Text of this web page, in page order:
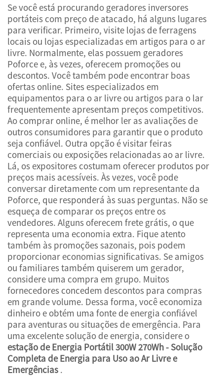
Se você está procurando geradores inversores
portáteis com preço de atacado, há alguns lugares
para verificar. Primeiro, visite lojas de ferragens
locais ou lojas especializadas em artigos para o ar
livre. Normalmente, elas possuem geradores
Poforce e, às vezes, oferecem promoções ou
descontos. Você também pode encontrar boas
ofertas online. Sites especializados em
equipamentos para o ar livre ou artigos para o lar
frequentemente apresentam preços competitivos.
Ao comprar online, é melhor ler as avaliações de
outros consumidores para garantir que o produto
seja confiável. Outra opção é visitar feiras
comerciais ou exposições relacionadas ao ar livre.
Lá, os expositores costumam oferecer produtos por
preços mais acessíveis. Às vezes, você pode
conversar diretamente com um representante da
Poforce, que responderá às suas perguntas. Não se
esqueça de comparar os preços entre os
vendedores. Alguns oferecem frete grátis, o que
representa uma economia extra. Fique atento
também às promoções sazonais, pois podem
proporcionar economias significativas. Se amigos
ou familiares também quiserem um gerador,
considere uma compra em grupo. Muitos
fornecedores concedem descontos para compras
em grande volume. Dessa forma, você economiza
dinheiro e obtém uma fonte de energia confiável
para aventuras ou situações de emergência. Para
uma excelente solução de energia, considere o
estação de Energia Portátil 300W 270Wh - Solução
Completa de Energia para Uso ao Ar Livre e
Emergências .